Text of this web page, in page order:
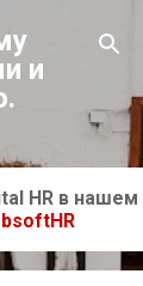
и
HR в нашем